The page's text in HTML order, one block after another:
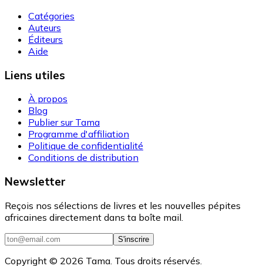
Catégories
Auteurs
Éditeurs
Aide
Liens utiles
À propos
Blog
Publier sur Tama
Programme d'affiliation
Politique de confidentialité
Conditions de distribution
Newsletter
Reçois nos sélections de livres et les nouvelles pépites
africaines directement dans ta boîte mail.
S'inscrire
Copyright © 2026 Tama. Tous droits réservés.